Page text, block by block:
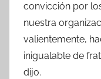
convicción por
nuestra
valientemente,
inigualable de
dijo.